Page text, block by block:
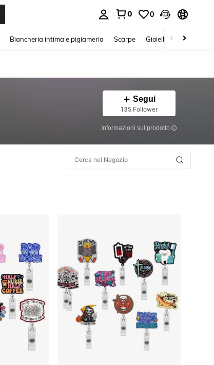
0 0
Biancheria intima e pigiameria Scarpe Gioielli E Accessori
Segui
135 Follower
Informazioni sul prodotto